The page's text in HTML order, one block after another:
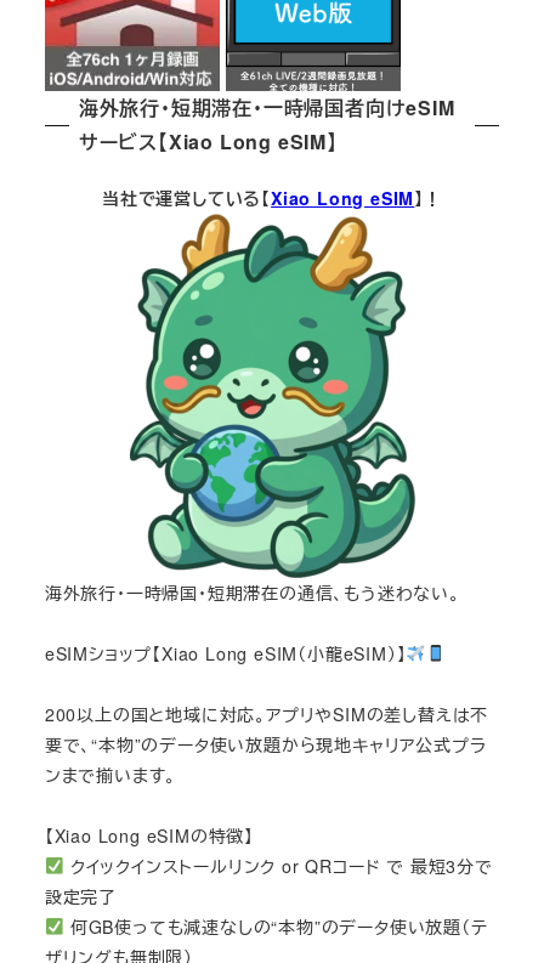
海外旅行・短期滞在・一時帰国者向けeSIM
サービス【Xiao Long eSIM】
当社で運営している【Xiao Long eSIM】！
海外旅行・一時帰国・短期滞在の通信、もう迷わない。
eSIMショップ【Xiao Long eSIM（小龍eSIM）】
200以上の国と地域に対応。アプリやSIMの差し替えは不
要で、“本物”のデータ使い放題から現地キャリア公式プラ
ンまで揃います。
【Xiao Long eSIMの特徴】
クイックインストールリンク or QRコード で 最短3分で
設定完了
何GB使っても減速なしの“本物”のデータ使い放題（テ
ザリングも無制限）